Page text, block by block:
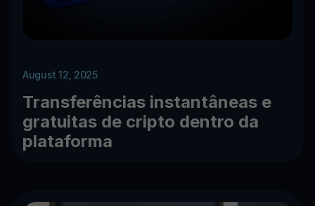
August 12, 2025
Transferências instantâneas e
gratuitas de cripto dentro da
plataforma